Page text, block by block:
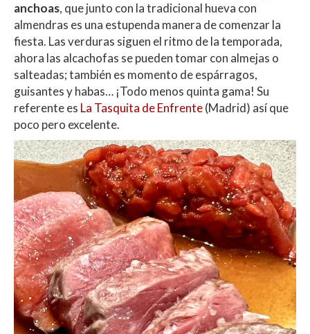
anchoas, que junto con la tradicional hueva con
almendras es una estupenda manera de comenzar la
fiesta. Las verduras siguen el ritmo de la temporada,
ahora las alcachofas se pueden tomar con almejas o
salteadas; también es momento de espárragos,
guisantes y habas… ¡Todo menos quinta gama! Su
referente es La Tasquita de Enfrente(Madrid) así que
poco pero excelente.